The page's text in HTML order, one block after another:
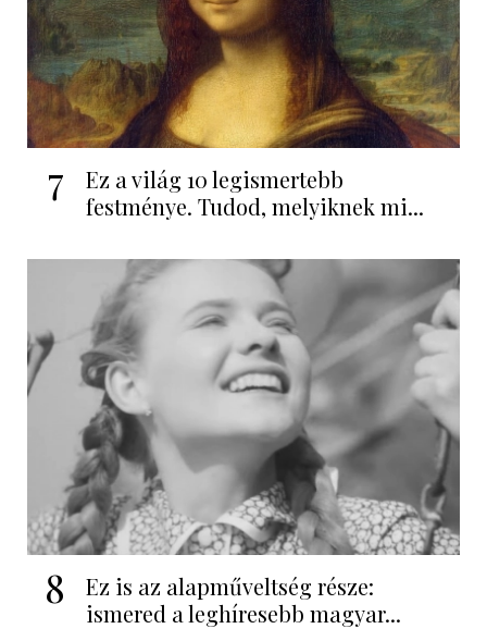
7
Ez a világ 10 legismertebb
festménye. Tudod, melyiknek mi...
8
Ez is az alapműveltség része:
ismered a leghíresebb magyar...